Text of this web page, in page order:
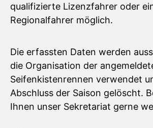
qualifizierte Lizenzfahrer oder
Regionalfahrer möglich.
Die erfassten Daten werden
die Organisation der
Seifenkistenrennen verwendet
Abschluss der Saison gelöscht.
Ihnen unser Sekretariat gerne